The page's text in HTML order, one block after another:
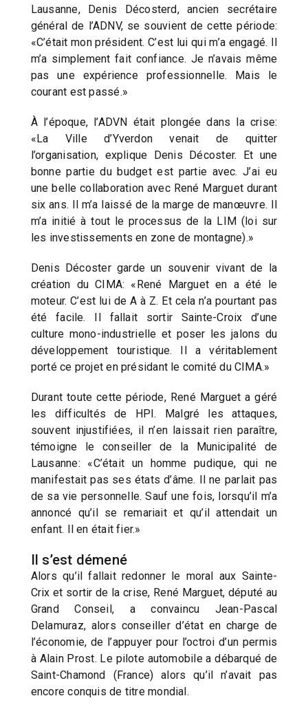
Lausanne, Denis Décosterd, ancien secrétaire
général de l’ADNV, se souvient de cette période:
«C’était mon président. C’est lui qui m’a engagé. Il
m’a simplement fait confiance. Je n’avais même
pas une expérience professionnelle. Mais le
courant est passé.»
À l’époque, l’ADVN était plongée dans la crise:
«La Ville d’Yverdon venait de quitter
l’organisation, explique Denis Décoster. Et une
bonne partie du budget est partie avec. J’ai eu
une belle collaboration avec René Marguet durant
six ans. Il m’a laissé de la marge de manœuvre. Il
m’a initié à tout le processus de la LIM (loi sur
les investissements en zone de montagne).»
Denis Décoster garde un souvenir vivant de la
création du CIMA: «René Marguet en a été le
moteur. C’est lui de A à Z. Et cela n’a pourtant pas
été facile. Il fallait sortir Sainte-Croix d’une
culture mono-industrielle et poser les jalons du
développement touristique. Il a véritablement
porté ce projet en présidant le comité du CIMA.»
Durant toute cette période, René Marguet a géré
les difficultés de HPI. Malgré les attaques,
souvent injustifiées, il n’en laissait rien paraître,
témoigne le conseiller de la Municipalité de
Lausanne: «C’était un homme pudique, qui ne
manifestait pas ses états d’âme. Il ne parlait pas
de sa vie personnelle. Sauf une fois, lorsqu’il m’a
annoncé qu’il se remariait et qu’il attendait un
enfant. Il en était fier.»
Il s’est démené
Alors qu’il fallait redonner le moral aux Sainte-
Crix et sortir de la crise, René Marguet, député au
Grand Conseil, a convaincu Jean-Pascal
Delamuraz, alors conseiller d’état en charge de
l’économie, de l’appuyer pour l’octroi d’un permis
à Alain Prost. Le pilote automobile a débarqué de
Saint-Chamond (France) alors qu’il n’avait pas
encore conquis de titre mondial.